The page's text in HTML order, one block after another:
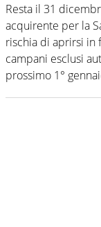
Resta il 31
acquirente per la
rischia di aprirsi in
campani esclusi
prossimo 1°